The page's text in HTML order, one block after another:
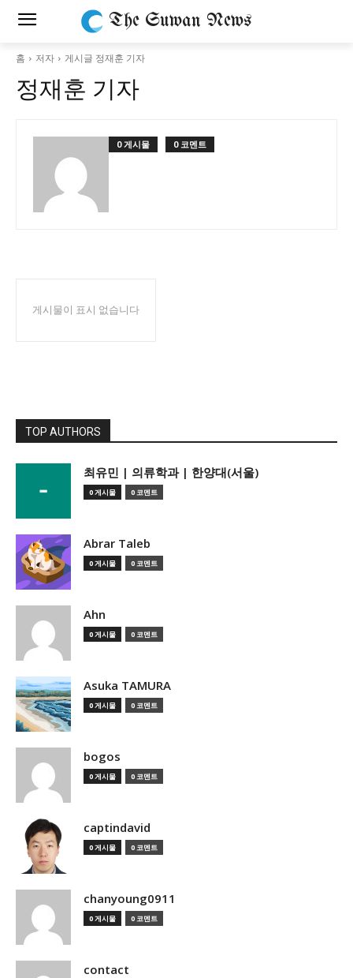
The Suwan News
홈 저자 게시글 정재훈 기자
정재훈 기자
0 게시물 0 코멘트
게시물이 표시 없습니다
TOP AUTHORS
­최유민 | 의류학과 | 한양대(서울)
0 게시물 0 코멘트
Abrar Taleb
0 게시물 0 코멘트
Ahn
0 게시물 0 코멘트
Asuka TAMURA
0 게시물 0 코멘트
bogos
0 게시물 0 코멘트
captindavid
0 게시물 0 코멘트
chanyoung0911
0 게시물 0 코멘트
contact